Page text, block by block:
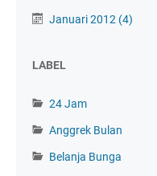
Januari 2012 (4)
LABEL
24 Jam
Anggrek Bulan
Belanja Bunga